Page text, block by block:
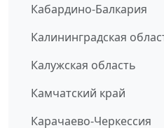
Кабардино-Балкария
Калининградская
Калужская область
Камчатский край
Карачаево-Черкессия